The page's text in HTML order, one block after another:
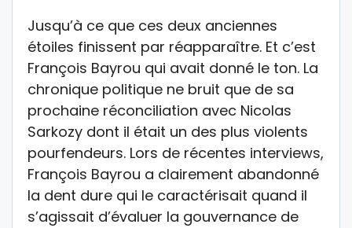
Jusqu’à ce que ces deux anciennes
étoiles finissent par réapparaître. Et c’est
François Bayrou qui avait donné le ton. La
chronique politique ne bruit que de sa
prochaine réconciliation avec Nicolas
Sarkozy dont il était un des plus violents
pourfendeurs. Lors de récentes interviews,
François Bayrou a clairement abandonné
la dent dure qui le caractérisait quand il
s’agissait d’évaluer la gouvernance de